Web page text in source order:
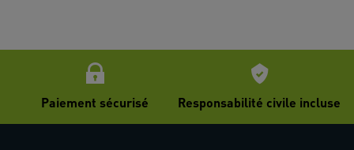
Paiement sécurisé Responsabilité civile incluse